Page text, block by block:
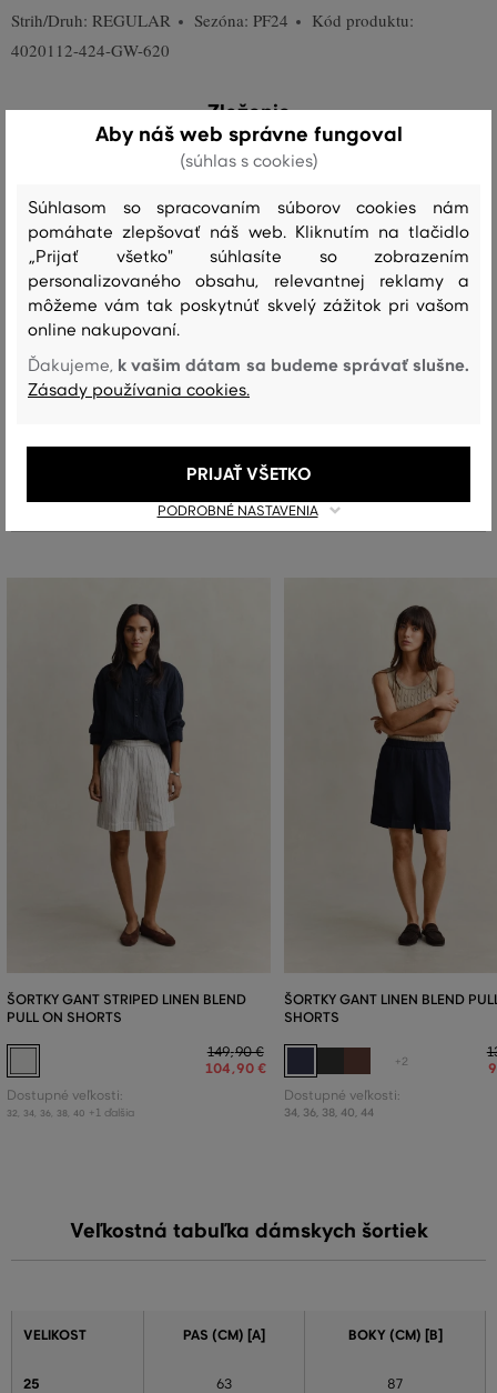
Strih/Druh: REGULAR Sezóna: PF24
Kód produktu:
4020112-424-GW-620
Zloženie
BAVLNA
98 %
ELASTAN
2 %
Starostlivosť
PRANIE BIELENIE SUŠENIE
Odporúčané produkty
ŠORTKY GANT STRIPED LINEN BLEND
PULL ON SHORTS
149,90 €
104,90 €
Dostupné veľkosti:
32 34 36 38 40 +1 ďalšia
ŠORTKY GANT LINEN BLEND
SHORTS
+2
Dostupné veľkosti:
34, 36, 38, 40, 44
Veľkostná tabuľka dámskych šortiek
VELIKOST PAS (CM) [A] BOKY (CM) [B]
25 63 87
Aby náš web správne fungoval
(súhlas s cookies)
Súhlasom so spracovaním súborov cookies nám
pomáhate zlepšovať náš web. Kliknutím na tlačidlo
„Prijať všetko" súhlasíte so zobrazením
personalizovaného obsahu, relevantnej reklamy a
môžeme vám tak poskytnúť skvelý zážitok pri vašom
online nakupovaní.
Ďakujeme, k vašim dátam sa budeme správať slušne.
Zásady používania cookies.
PODROBNÉ NASTAVENIA
PRIJAŤ VŠETKO